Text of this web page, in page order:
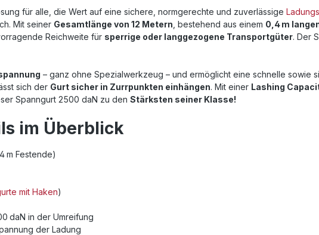
für alle, die Wert auf eine sichere, normgerechte und zuverlässige
Mit seiner Gesamtlänge von 12 Metern , bestehend aus einem 0,4 m
Reichweite für sperrige oder langgezogene Transportgüter. Der
– ganz ohne Spezialwerkzeug – und ermöglicht eine schnelle sowie
sich der Gurt sicher in Zurrpunkten einhängen. Mit einer Lashing
Spanngurt 2500 daN zu den Stärksten seiner Klasse!
im Überblick
m Festende)
mit Haken)
daN in der Umreifung
der Ladung